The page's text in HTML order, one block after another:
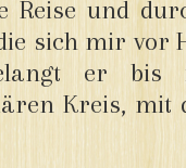
und
sich mir vor
er bis
Kreis, mit